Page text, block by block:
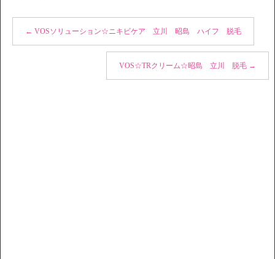
← VOSソリューション☆ニキビケア 立川 昭島 ハイフ 脱毛
VOS☆TRクリーム☆昭島 立川 脱毛 →